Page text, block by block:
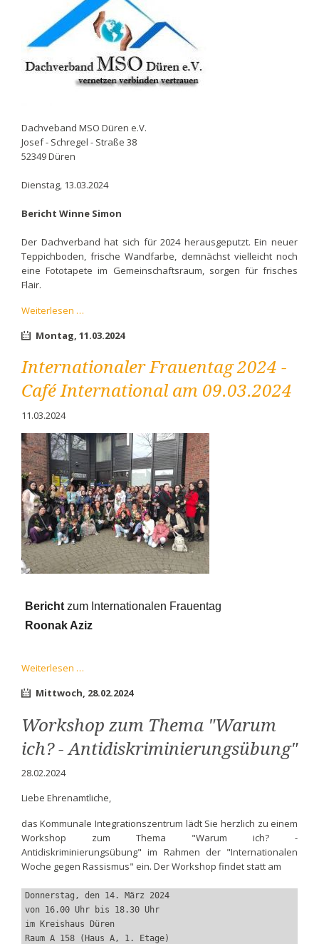
Dachveband MSO Düren e.V.
Josef - Schregel - Straße 38
52349 Düren
Dienstag, 13.03.2024
Bericht Winne Simon
Der Dachverband hat sich für 2024 herausgeputzt. Ein neuer
Teppichboden, frische Wandfarbe, demnächst vielleicht noch
eine Fototapete im Gemeinschaftsraum, sorgen für frisches
Flair.
Weiterlesen …
Düren
–
Programm
Montag,11.03.2024
Internationaler Frauentag 2024 -
Café International am 09.03.2024
11.03.2024
Bericht zum Internationalen Frauentag
Roonak Aziz
Weiterlesen …Internationaler
2024
Café
International
am
Mittwoch, 28.02.2024
Workshop zum Thema "Warum
ich? - Antidiskriminierungsübung"
28.02.2024
Liebe Ehrenamtliche,
das Kommunale Integrationszentrum lädt Sie herzlich zu einem
Workshop zum Thema "Warum ich? -
Antidiskriminierungsübung" im Rahmen der "Internationalen
Woche gegen Rassismus" ein. Der Workshop findet statt am
Donnerstag, den 14. März 2024
von 16.00 Uhr bis 18.30 Uhr
im Kreishaus Düren
Raum A 158 (Haus A, 1. Etage)